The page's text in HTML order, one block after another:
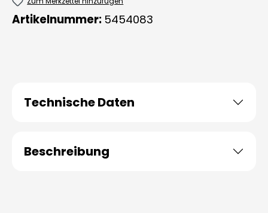
Artikelnummer: 5454083
Technische Daten
Beschreibung